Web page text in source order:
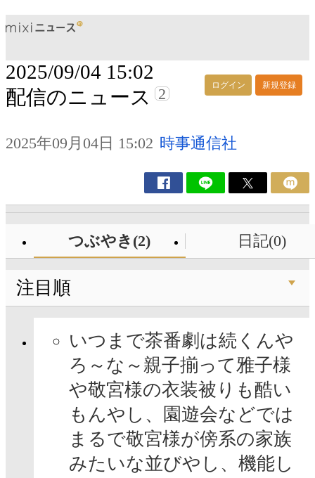
ログイン 新規登録
2025/09/04 15:02
配信のニュース
2
2025年09月04日 15:02 時事通信社
つぶやき(2) 日記(0)
注目順
いつまで茶番劇は続くんや
ろ～な～親子揃って雅子様
や敬宮様の衣装被りも酷い
もんやし、園遊会などでは
まるで敬宮様が傍系の家族
みたいな並びやし、機能し